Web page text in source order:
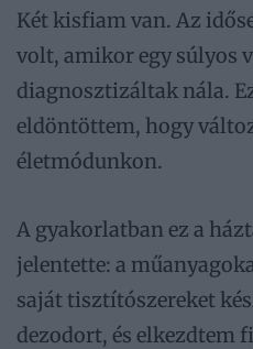
Két kisfiam van. Az
volt, amikor egy súlyos
diagnosztizáltak nála.
eldöntöttem, hogy
életmódunkon.
A gyakorlatban ez a
jelentette: a
saját tisztítószereket
dezodort, és elkezdtem